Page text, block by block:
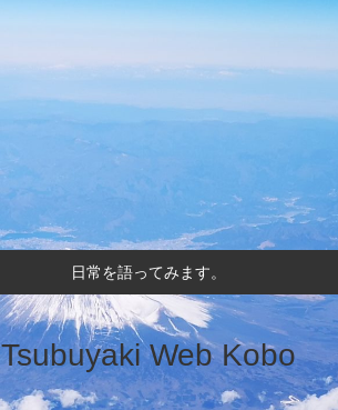
日常を語ってみます。
Tsubuyaki Web Kobo